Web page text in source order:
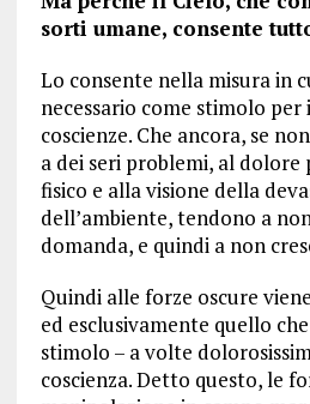
sorti umane, consente
Lo consente nella misura in
necessario come stimolo
coscienze. Che ancora, se
a dei seri problemi, al dolore
fisico e alla visione della
dell’ambiente, tendono a
domanda, e quindi a non
Quindi alle forze oscure
ed esclusivamente quello
stimolo – a volte
coscienza. Detto questo, le